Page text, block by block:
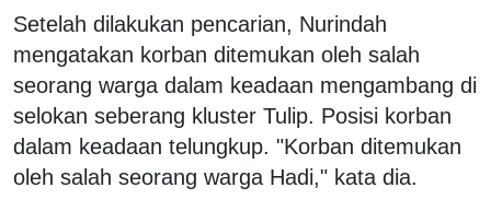
Setelah dilakukan pencarian, Nurindah
mengatakan korban ditemukan oleh salah
seorang warga dalam keadaan mengambang di
selokan seberang kluster Tulip. Posisi korban
dalam keadaan telungkup. "Korban ditemukan
oleh salah seorang warga Hadi," kata dia.